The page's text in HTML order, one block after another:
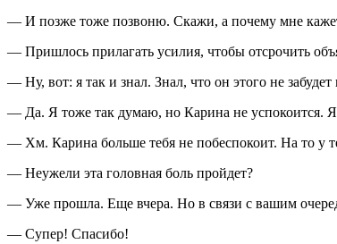
— И позже тоже позвоню. Скажи, а почему мне
— Пришлось прилагать усилия, чтобы отсрочить
— Ну, вот: я так и знал. Знал, что он этого не
— Да. Я тоже так думаю, но Карина не успокоится. Я
— Хм. Карина больше тебя не побеспокоит. На то у
— Неужели эта головная боль пройдет?
— Уже прошла. Еще вчера. Но в связи с вашим
— Супер! Спасибо!